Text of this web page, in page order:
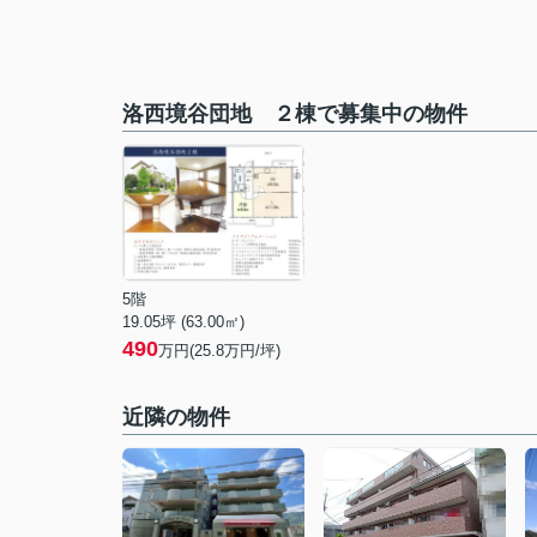
洛西境谷団地 ２棟で募集中の物件
5階
19.05坪 (63.00㎡)
490万円(25.8万円/坪)
近隣の物件